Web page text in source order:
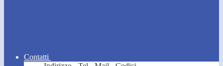
Contatti